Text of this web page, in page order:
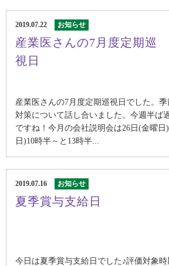
2019.07.22 お知らせ
産業医さんの7月度定期巡
視日
産業医さんの7月度定期巡視日でした。
対策について話し合いました。今週半ば
ですね！今月の会社説明会は26日(金曜日
日)10時半～と13時半...
2019.07.16 お知らせ
夏季賞与支給日
今日は夏季賞与支給日でした♪評価対象